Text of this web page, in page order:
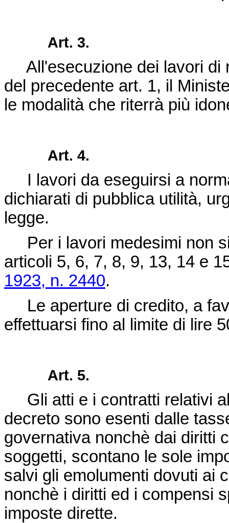
Art. 3.
All'esecuzione dei lavori di
del precedente art. 1, il
le modalità che riterrà più
Art. 4.
I lavori da eseguirsi a
dichiarati di pubblica utilità,
legge.
Per i lavori medesimi non
articoli 5, 6, 7, 8, 9, 13, 14 e
1923, n. 2440.
Le aperture di credito, a
effettuarsi fino al limite di lire
Art. 5.
Gli atti e i contratti relativi
decreto sono esenti dalle
governativa nonchè dai diritti
soggetti, scontano le sole
salvi gli emolumenti dovuti ai
nonchè i diritti ed i compensi
imposte dirette.